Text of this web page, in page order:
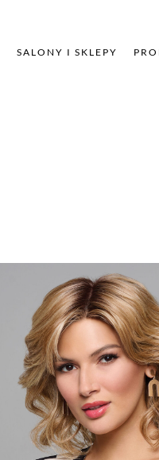
SALONY I SKLEPY